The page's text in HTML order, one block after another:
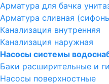
Арматура для бачка
Арматура сливная
Канализация внутренняя
Канализация наружная
Насосы системы
Баки расширительные и
Насосы поверхностные